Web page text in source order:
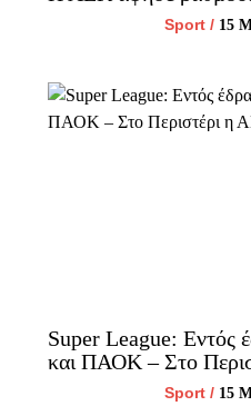
Sport / 15
Super League: Εντός
και ΠΑΟΚ – Στο
Sport / 15